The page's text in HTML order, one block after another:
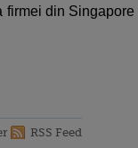
firmei din Singapore
RSS Feed